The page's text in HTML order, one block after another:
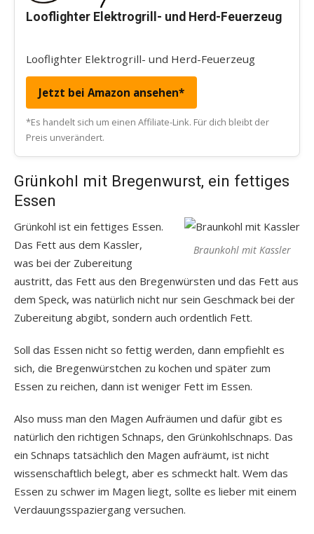
Looflighter Elektrogrill- und Herd-Feuerzeug
Looflighter Elektrogrill- und Herd-Feuerzeug
Jetzt bei Amazon ansehen*
*Es handelt sich um einen Affiliate-Link. Für dich bleibt der
Preis unverändert.
Grünkohl mit Bregenwurst, ein fettiges
Essen
Braunkohl mit Kassler
Grünkohl ist ein fettiges Essen.
Das Fett aus dem Kassler,
was bei der Zubereitung
austritt, das Fett aus den Bregenwürsten und das Fett aus
dem Speck, was natürlich nicht nur sein Geschmack bei der
Zubereitung abgibt, sondern auch ordentlich Fett.
Soll das Essen nicht so fettig werden, dann empfiehlt es
sich, die Bregenwürstchen zu kochen und später zum
Essen zu reichen, dann ist weniger Fett im Essen.
Also muss man den Magen Aufräumen und dafür gibt es
natürlich den richtigen Schnaps, den Grünkohlschnaps. Das
ein Schnaps tatsächlich den Magen aufräumt, ist nicht
wissenschaftlich belegt, aber es schmeckt halt. Wem das
Essen zu schwer im Magen liegt, sollte es lieber mit einem
Verdauungsspaziergang versuchen.